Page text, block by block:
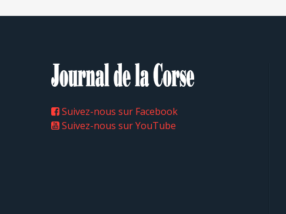
Suivez-nous sur Facebook
Suivez-nous sur YouTube